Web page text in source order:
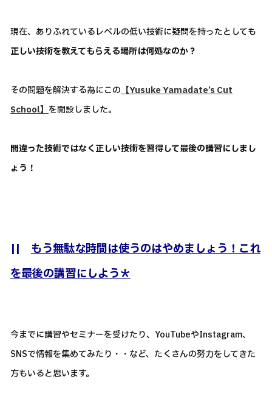
現在、ありふれているレベルの低い技術に疑問を持ったとしても
正しい技術を教えてもらえる場所は何処なのか？
その問題を解決する為にこの 【Yusuke Yamadate’s Cut
School】 を開設しました。
間違った技術ではなく正しい技術を習得して最後の講習にしまし
ょう！
|| もう無駄な時間は使うのはやめましょう！これ
を最後の講習にしよう＊
今までに講習やセミナーを受けたり、YouTubeやInstagram、
SNSで情報を集めてみたり・・など、たくさんの努力をしてきた
方もいると思います。